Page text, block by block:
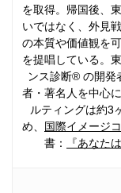
を取得。帰国後、
いではなく、外見
の本質や価値観を
を提唱している。
ンス診断® の開発
者・著名人を中心
ルティングは約3
め、 国際イメージ
書：
『あなた